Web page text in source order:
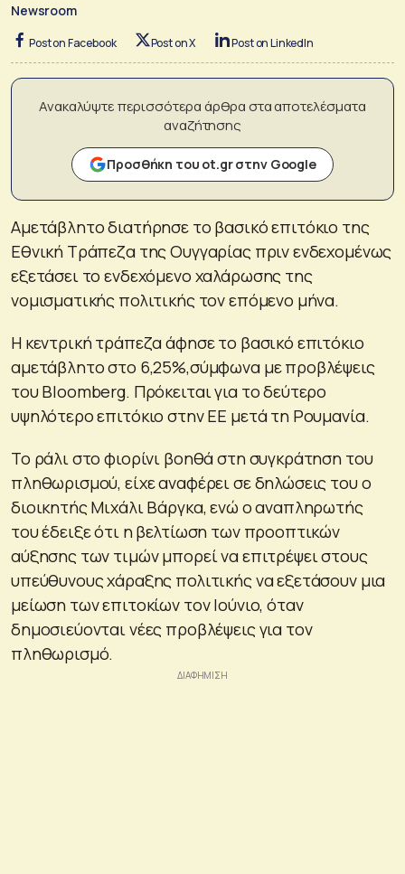
Newsroom
Post on Facebook Post on X Post on LinkedIn
Ανακαλύψτε περισσότερα άρθρα στα αποτελέσματα
αναζήτησης
Προσθήκη του ot.gr στην Google
Αμετάβλητο διατήρησε το βασικό επιτόκιο της
Εθνική Τράπεζα της Ουγγαρίας πριν ενδεχομένως
εξετάσει το ενδεχόμενο χαλάρωσης της
νομισματικής πολιτικής τον επόμενο μήνα.
Η κεντρική τράπεζα άφησε το βασικό επιτόκιο
αμετάβλητο στο 6,25%,σύμφωνα με προβλέψεις
του Bloomberg. Πρόκειται για το δεύτερο
υψηλότερο επιτόκιο στην ΕΕ μετά τη Ρουμανία.
Το ράλι στο φιορίνι βοηθά στη συγκράτηση του
πληθωρισμού, είχε αναφέρει σε δηλώσεις του ο
διοικητής Μιχάλι Βάργκα, ενώ ο αναπληρωτής
του έδειξε ότι η βελτίωση των προοπτικών
αύξησης των τιμών μπορεί να επιτρέψει στους
υπεύθυνους χάραξης πολιτικής να εξετάσουν μια
μείωση των επιτοκίων τον Ιούνιο, όταν
δημοσιεύονται νέες προβλέψεις για τον
πληθωρισμό.